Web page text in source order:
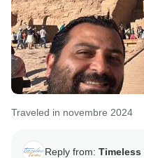
Traveled in novembre 2024
Reply from: Timeless